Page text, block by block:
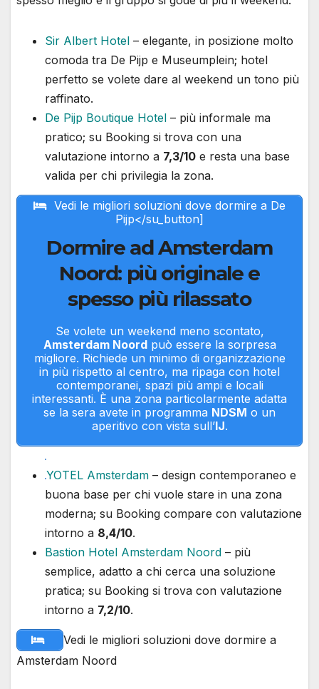
Sir Albert Hotel – elegante, in posizione molto
comoda tra De Pijp e Museumplein; hotel
perfetto se volete dare al weekend un tono più
raffinato.
De Pijp Boutique Hotel – più informale ma
pratico; su Booking si trova con una
valutazione intorno a 7,3/10 e resta una base
valida per chi privilegia la zona.
Vedi le migliori soluzioni dove dormire a De
Pijp</su_button]
Dormire ad Amsterdam
Noord: più originale e
spesso più rilassato
Se volete un weekend meno scontato,
Amsterdam Noordpuò essere la sorpresa
migliore. Richiede un minimo di organizzazione
in più rispetto al centro, ma ripaga con hotel
contemporanei, spazi più ampi e locali
interessanti. È una zona particolarmente adatta
se la sera avete in programma NDSM o un
aperitivo con vista sull’IJ.
YOTEL Amsterdam – design contemporaneo e
buona base per chi vuole stare in una zona
moderna; su Booking compare con valutazione
intorno a 8,4/10.
Bastion Hotel Amsterdam Noord – più
semplice, adatto a chi cerca una soluzione
pratica; su Booking si trova con valutazione
intorno a 7,2/10.
Vedi le migliori soluzioni dove dormire a
Amsterdam Noord